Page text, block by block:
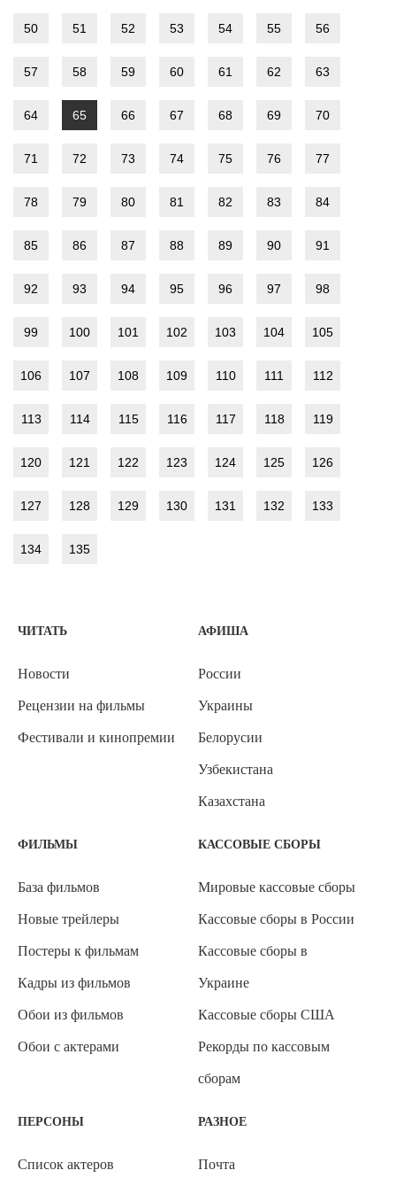
50 51 52 53 54 55 56
57 58 59 60 61 62 63
64 65 66 67 68 69 70
71 72 73 74 75 76 77
78 79 80 81 82 83 84
85 86 87 88 89 90 91
92 93 94 95 96 97 98
99 100 101 102 103 104 105
106 107 108 109 110 111 112
113 114 115 116 117 118 119
120 121 122 123 124 125 126
127 128 129 130 131 132 133
134 135
ЧИТАТЬ
Новости
Рецензии на фильмы
Фестивали и кинопремии
АФИША
России
Украины
Белорусии
Узбекистана
Казахстана
ФИЛЬМЫ
База фильмов
Новые трейлеры
Постеры к фильмам
Кадры из фильмов
Обои из фильмов
Обои с актерами
КАССОВЫЕ СБОРЫ
Мировые кассовые сборы
Кассовые сборы в России
Кассовые сборы в
Украине
Кассовые сборы США
Рекорды по кассовым
сборам
ПЕРСОНЫ
Список актеров
РАЗНОЕ
Почта